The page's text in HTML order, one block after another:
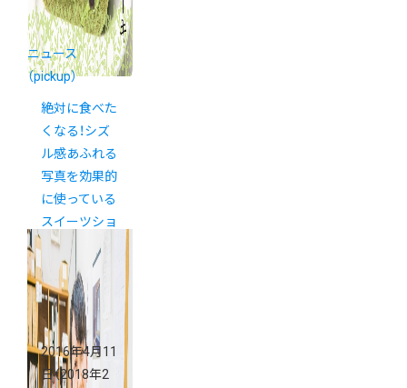
ニュース
（pickup）
絶対に食べた
くなる！シズ
ル感あふれる
写真を効果的
に使っている
スイーツショ
ップ５選
2016年4月11
日（2018年2